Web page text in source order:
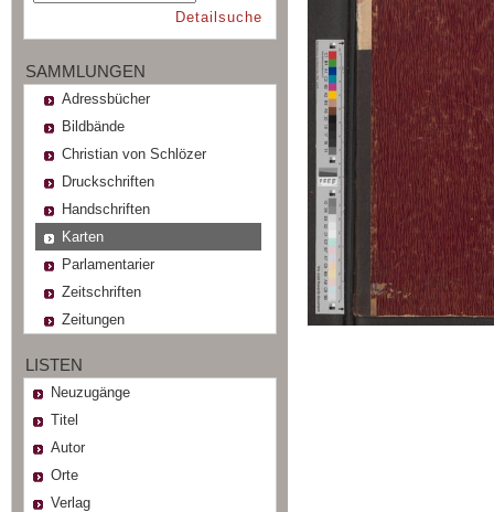
Detailsuche
SAMMLUNGEN
Adressbücher
Bildbände
Christian von Schlözer
Druckschriften
Handschriften
Karten
Parlamentarier
Zeitschriften
Zeitungen
LISTEN
Neuzugänge
Titel
Autor
Orte
Verlag